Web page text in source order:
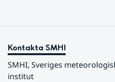
Kontakta SMHI
SMHI, Sveriges
institut